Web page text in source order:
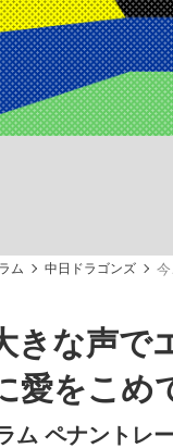
失敗する。でも…」本
析は一切聞かれなかっ
81年
誕生を、目撃せよ。
ム 中日ドラゴンズ
きな声で
愛をこめ
ム ペナントレ